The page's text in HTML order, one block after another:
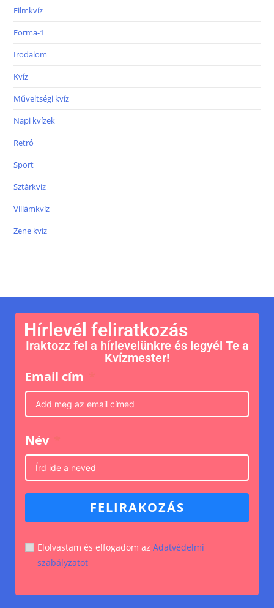
Filmkvíz
Forma-1
Irodalom
Kvíz
Műveltségi kvíz
Napi kvízek
Retró
Sport
Sztárkvíz
Villámkvíz
Zene kvíz
Hírlevél feliratkozás
Iraktozz fel a hírlevelünkre és legyél Te a
Kvízmester!
Email cím
Név
FELIRAKOZÁS
Elolvastam és elfogadom az Adatvédelmi
szabályzatot